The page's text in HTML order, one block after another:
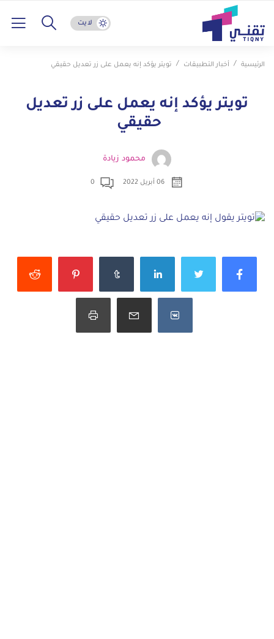
لايت
الرئيسية أخبار التطبيقات تويتر يؤكد إنه يعمل على زر تعديل حقيقي
تويتر يؤكد إنه يعمل على زر تعديل
حقيقي
محمود زيادة
06 أبريل 2022 0